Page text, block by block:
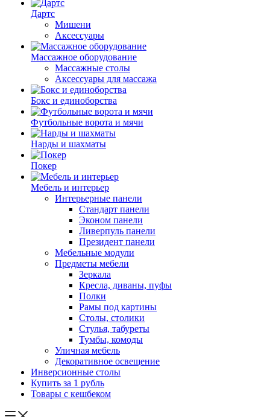
Дартс
Мишени
Аксессуары
Массажное оборудование
Массажные столы
Аксессуары для массажа
Бокс и единоборства
Футбольные ворота и мячи
Нарды и шахматы
Покер
Мебель и интерьер
Интерьерные панели
Стандарт панели
Эконом панели
Ливерпуль панели
Президент панели
Мебельные модули
Предметы мебели
Зеркала
Кресла, диваны, пуфы
Полки
Рамы под картины
Столы, столики
Стулья, табуреты
Тумбы, комоды
Уличная мебель
Декоративное освещение
Инверсионные столы
Купить за 1 рубль
Товары с кешбеком